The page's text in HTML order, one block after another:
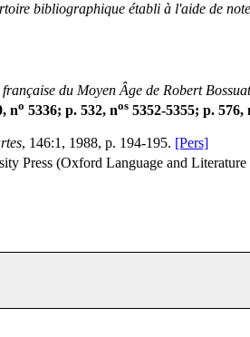
bibliographique établi à l'aide de
du Moyen Âge de Robert
no 5336; p. 532, nos 5352-5355; p. 576,
, 146:1, 1988, p. 194-195. [Pers]
Press (Oxford Language and Literature